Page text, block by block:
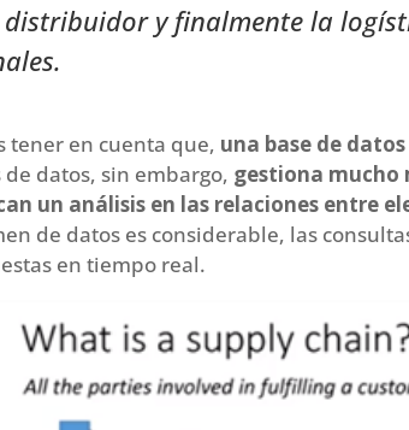
y finalmente la
tener en cuenta que, una base de
de datos, sin embargo, gestiona mucho
un análisis en las relaciones entre
de datos es considerable, las
en tiempo real.